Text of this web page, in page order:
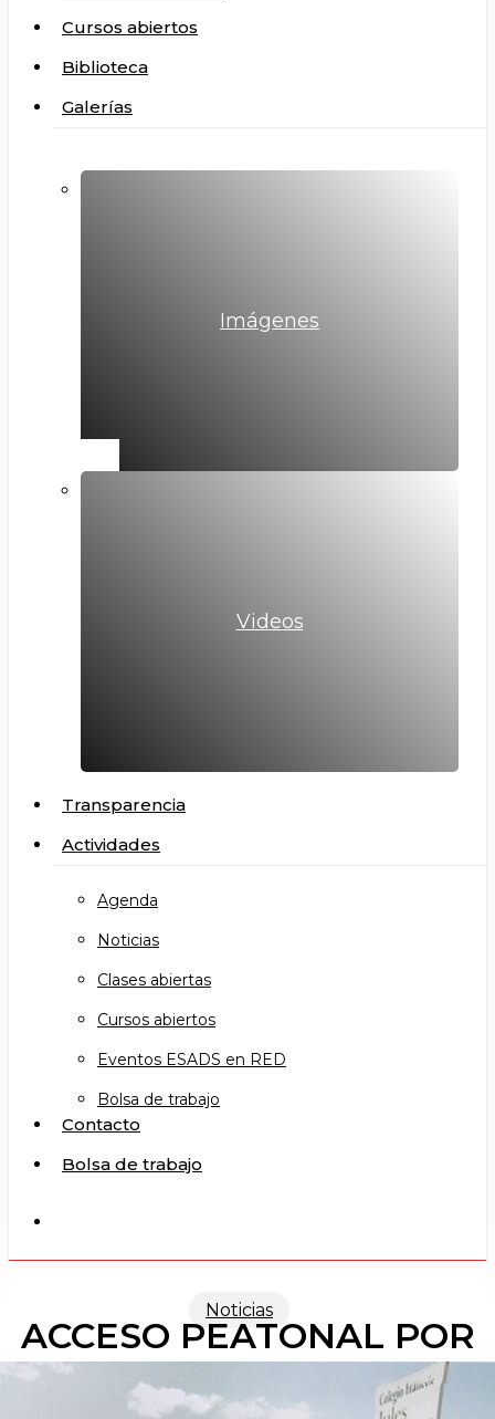
Cursos abiertos
Biblioteca
Galerías
Imágenes
Videos
Transparencia
Actividades
Agenda
Noticias
Clases abiertas
Cursos abiertos
Eventos ESADS en RED
Bolsa de trabajo
Contacto
Bolsa de trabajo
Noticias
ACCESO PEATONAL POR
OBRAS